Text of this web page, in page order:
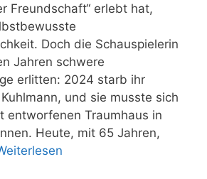
Freundschaft“ erlebt hat,
Doch die Schauspielerin
Jahren schwere
erlitten: 2024 starb ihr
und sie musste sich
entworfenen Traumhaus in
Heute, mit 65 Jahren,